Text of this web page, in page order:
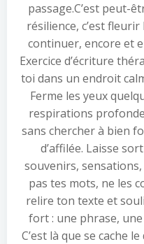
passage.C’est peut-
résilience, c’est
continuer, encore et
Exercice d’écriture
toi dans un endroit
Ferme les yeux
respirations
sans chercher à bien
d’affilée. Laisse
souvenirs,
pas tes mots, ne les
relire ton texte et
fort : une phrase,
C’est là que se cache